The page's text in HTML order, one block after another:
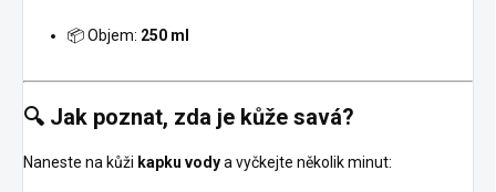
📦 Objem: 250 ml
🔍 Jak poznat, zda je kůže savá?
Naneste na kůži kapku vodya vyčkejte několik minut: